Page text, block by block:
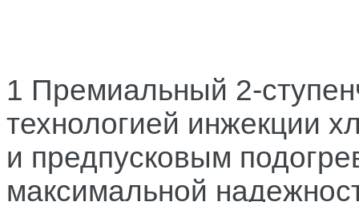
1 Премиальный 2-
технологией инжекции
и предпусковым
максимальной